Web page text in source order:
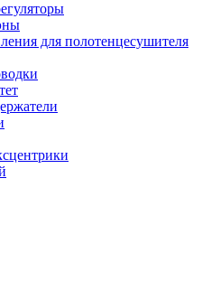
для полотенцесушителя